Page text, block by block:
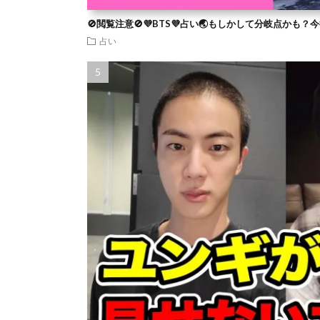
🚫閲覧注意🚫💜BTS💜占い🌏もしかして分岐点かも？
占い